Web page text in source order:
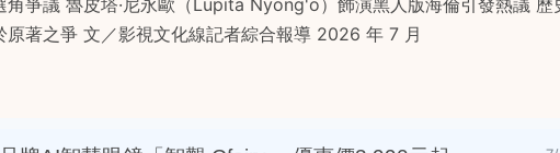
角爭議 魯皮塔·尼永歐（Lupita Nyong'o）飾演黑人版海倫引發熱議
著之爭 文／影視文化線記者綜合報導 2026 年 7 月